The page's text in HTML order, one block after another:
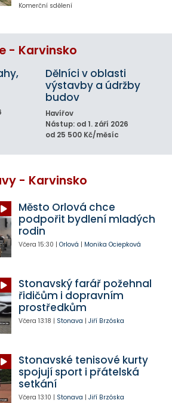
Komerční sdělení
- Karvinsko
Dělníci v oblasti
výstavby a údržby
budov
Havířov
Nástup: od 1. září 2026
od 25 500 Kč/měsíc
- Karvinsko
Město Orlová chce
podpořit bydlení mladých
rodin
Včera 15:30 | Orlová | Monika Ociepková
Stonavský farář požehnal
řidičům i dopravním
prostředkům
Včera 13:18 | Stonava | Jiří Brzóska
Stonavské tenisové kurty
spojují sport i přátelská
setkání
Včera 13:10 | Stonava | Jiří Brzóska